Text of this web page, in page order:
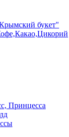
букет"
Принцесса